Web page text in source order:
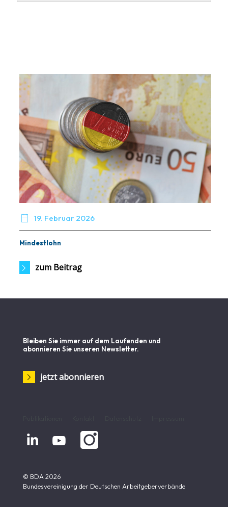
 19. Februar 2026
Mindestlohn
zum Beitrag
Bleiben Sie immer auf dem Laufenden und
abonnieren Sie unseren Newsletter.
jetzt abonnieren
 
© BDA 2026
Bundesvereinigung der Deutschen Arbeitgeberverbände